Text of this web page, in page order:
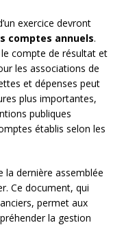
exercice devront
comptes annuels.
compte de résultat et
les associations de
et dépenses peut
plus importantes,
publiques
établis selon les
la dernière assemblée
Ce document, qui
permet aux
la gestion